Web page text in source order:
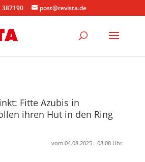
387190 post@revista.de
Fitte Azubis in
ihren Hut in den Ring
vom 04.08.2025 - 08:08 Uhr